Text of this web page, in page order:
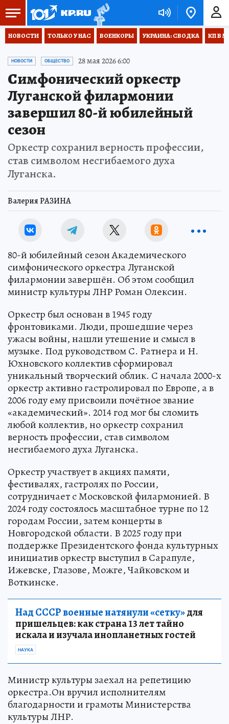
НОВОСТИ ТОЛЬКО У НАС ВОЕНКОРЫ УКРАИНА: СВОДКА КП В
НОВОСТИ ОБЩЕСТВО 28 мая 2026 6:00
Симфонический оркестр
Луганской филармонии
завершил 80-й юбилейный
сезон
Оркестр сохранил верность профессии,
став символом несгибаемого духа
Луганска.
Валерия РАЗИНА
80-й юбилейный сезон Академического
симфонического оркестра Луганской
филармонии завершён. Об этом сообщил
министр культуры ЛНР Роман Олексин.
Оркестр был основан в 1945 году
фронтовиками. Люди, прошедшие через
ужасы войны, нашли утешение и смысл в
музыке. Под руководством С. Ратнера и Н.
Юхновского коллектив сформировал
уникальный творческий облик. С начала 2000-х
оркестр активно гастролировал по Европе, а в
2006 году ему присвоили почётное звание
«академический». 2014 год мог бы сломить
любой коллектив, но оркестр сохранил
верность профессии, став символом
несгибаемого духа Луганска.
Оркестр участвует в акциях памяти,
фестивалях, гастролях по России,
сотрудничает с Московской филармонией. В
2024 году состоялось масштабное турне по 12
городам России, затем концерты в
Новгородской области. В 2025 году при
поддержке Президентского фонда культурных
инициатив оркестр выступил в Сарапуле,
Ижевске, Глазове, Можге, Чайковском и
Воткинске.
Над СССР военные натянули «сетку»для
пришельцев: как страна 13 лет тайно
искала и изучала инопланетных гостей
НАУКА
Министр культуры заехал на репетицию
оркестра.Он вручил исполнителям
благодарности и грамоты Министерства
культуры ЛНР.